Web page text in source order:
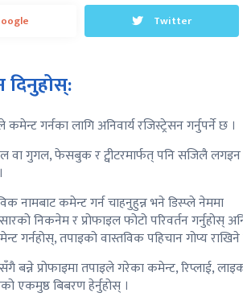
Twitter
दिनुहोस्:
गर्नका लागि अनिवार्य रजिस्ट्रेसन गर्नुपर्ने छ ।
वा गुगल, फेसबुक र ट्वीटरमार्फत् पनि सजिलै लगइन
नामबाट कमेन्ट गर्न चाहनुहुन्न भने डिस्प्ले नेममा
निकनेम र प्रोफाइल फोटो परिवर्तन गर्नुहोस्
गर्नहोस्, तपाइको वास्तविक पहिचान गोप्य
बन्ने प्रोफाइमा तपाइले गरेका कमेन्ट, रिप्लाई,
एकमुष्ठ बिबरण हेर्नुहोस् ।